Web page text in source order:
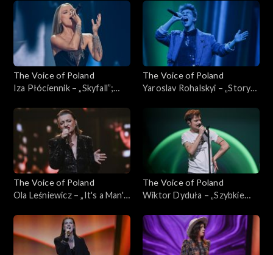
Poland”, Live, 23 listopada
2024
Poland”, Live, 23 listopada
The Voice of Poland
Iza Płóciennik – „Skyfall”;
16 listopada 2024
The Voice of Poland
Yaroslav Rohalskyi – „Story
Poland”, Live, 16 listopada
The Voice of Poland
Ola Leśniewicz – „It's a Man's
Voice of Poland”, Live, 16
listopada 2024
The Voice of Poland
Wiktor Dyduła – „Szybkie
Poland”, Live, 16 listopada
2024